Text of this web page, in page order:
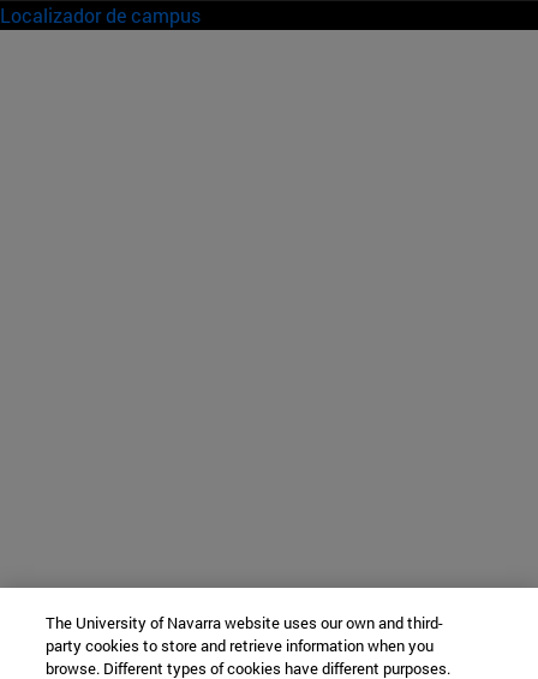
Localizador de campus
The University of Navarra website uses our own and third-
party cookies to store and retrieve information when you
browse. Different types of cookies have different purposes.